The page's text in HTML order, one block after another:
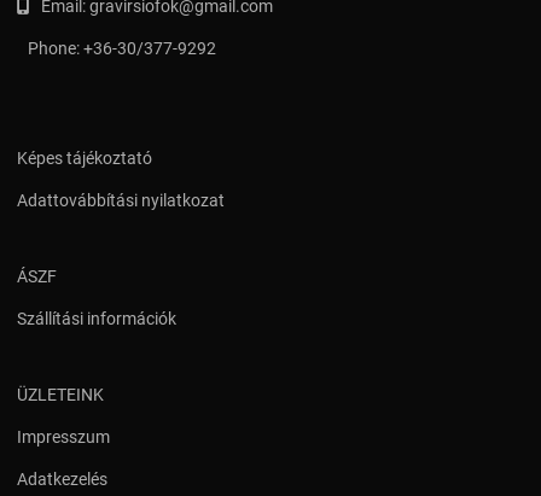
Email:gravirsiofok@gmail.com
Phone:+36-30/377-9292
Képes tájékoztató
Adattovábbítási nyilatkozat
ÁSZF
Szállítási információk
ÜZLETEINK
Impresszum
Adatkezelés